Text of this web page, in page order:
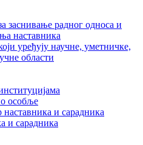
заснивање радног односа и
наставника
уређују научне, уметничке,
области
особље
наставника и сарадника
и сарадника